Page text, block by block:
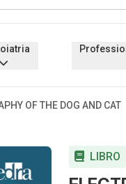
OF THE DOG AND CAT
LIBRO